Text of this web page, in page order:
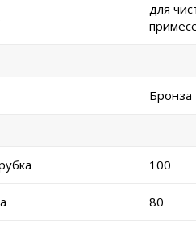
для
Бронза
100
80